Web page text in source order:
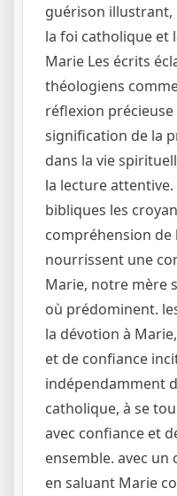
guérison
la foi catholique et
Marie Les écrits
théologiens
réflexion
signification de la
dans la vie
la lecture
bibliques les
compréhension de
nourrissent une
Marie, notre mère
où prédominent.
la dévotion à
et de confiance
indépendamment
catholique, à se
avec confiance et
ensemble. avec
en saluant Marie